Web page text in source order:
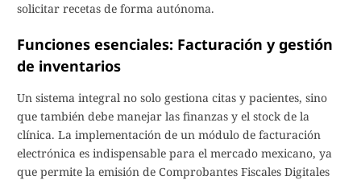
solicitar recetas de forma autónoma.
Funciones esenciales: Facturación y gestión
de inventarios
Un sistema integral no solo gestiona citas y pacientes, sino
que también debe manejar las finanzas y el stock de la
clínica. La implementación de un módulo de facturación
electrónica es indispensable para el mercado mexicano, ya
que permite la emisión de Comprobantes Fiscales Digitales